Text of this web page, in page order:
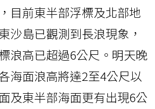
目前東半部浮標及北部地
沙島已觀測到長浪現象，
浪高已超過6公尺。明天晚
海面浪高將達2至4公尺以
及東半部海面更有出現6公